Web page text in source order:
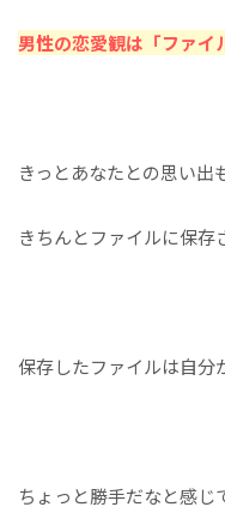
男性の恋愛観は「ファイ
きっとあなたとの思い出
きちんとファイルに保存
保存したファイルは自分
ちょっと勝手だなと感じ